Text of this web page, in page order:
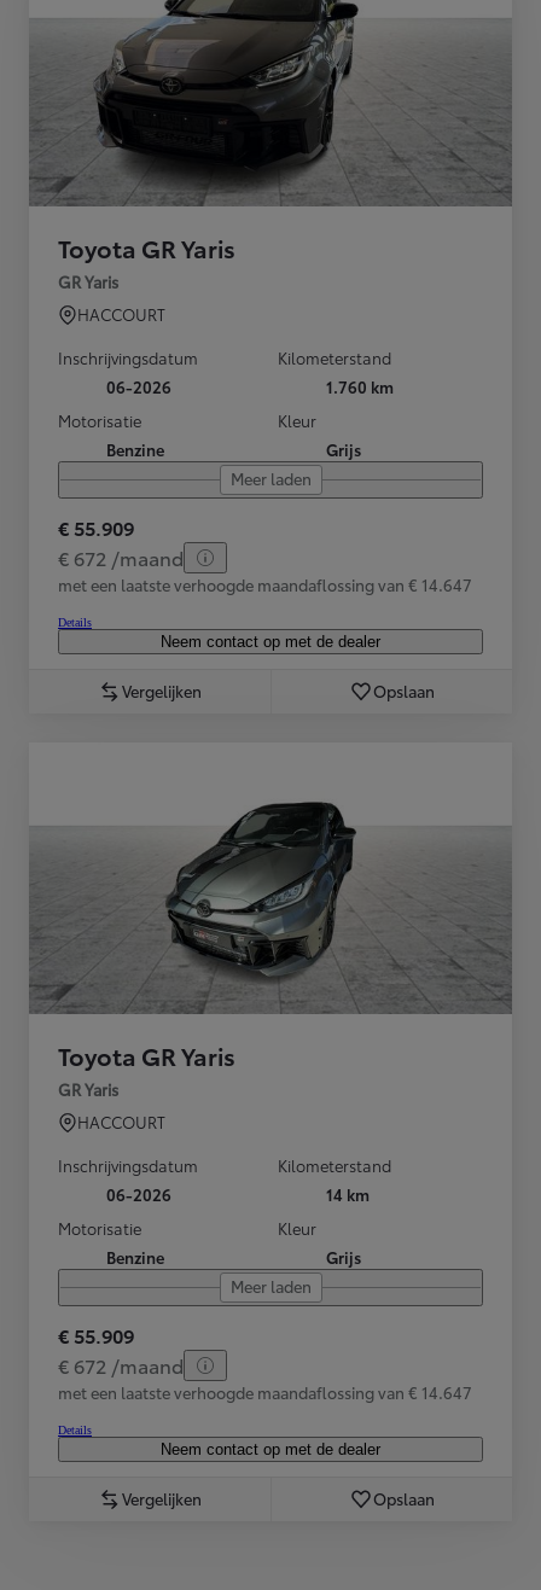
Toyota GR Yaris
GR Yaris
HACCOURT
Inschrijvingsdatum
06-2026
Kilometerstand
1.760 km
Motorisatie
Benzine
Kleur
Grijs
Meer laden
€ 55.909
€ 672 /maand
met een laatste verhoogde maandaflossing van € 14.647
Details
Neem contact op met de dealer
Vergelijken Opslaan
Toyota GR Yaris
GR Yaris
HACCOURT
Inschrijvingsdatum
06-2026
Kilometerstand
14 km
Motorisatie
Benzine
Kleur
Grijs
Meer laden
€ 55.909
€ 672 /maand
met een laatste verhoogde maandaflossing van € 14.647
Details
Neem contact op met de dealer
Vergelijken Opslaan